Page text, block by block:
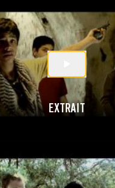
EXTRAIT